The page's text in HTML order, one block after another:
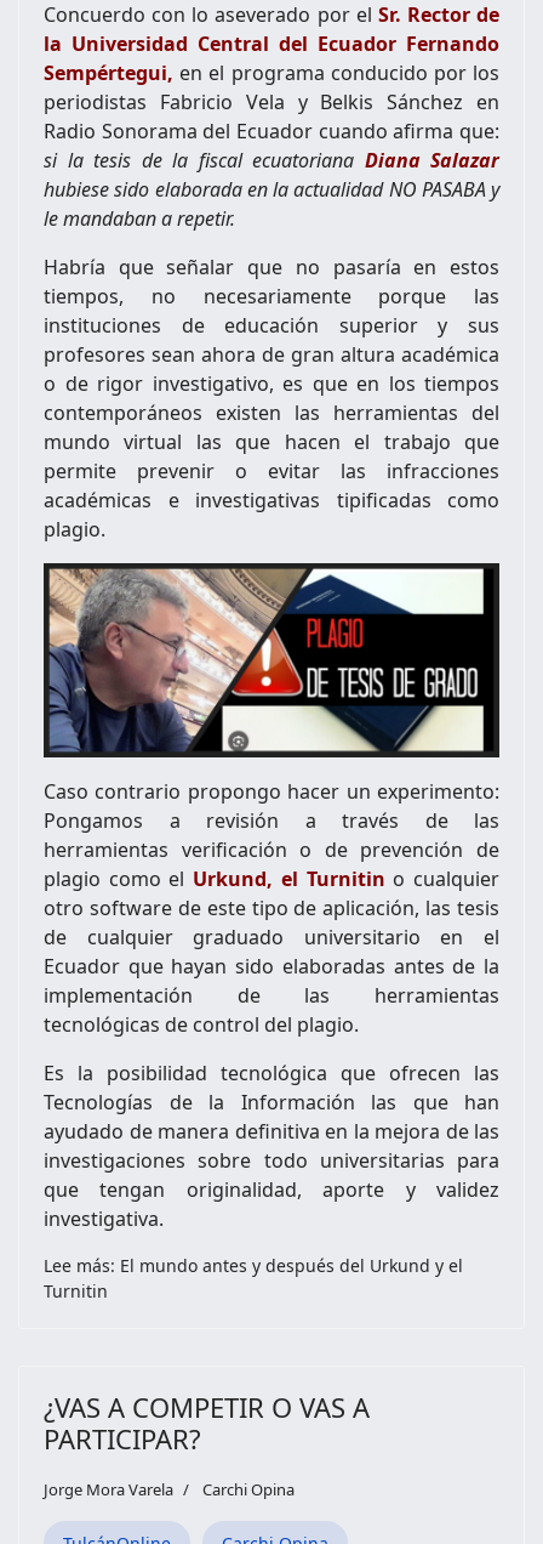
Concuerdo con lo aseverado por el Sr. Rector de
la Universidad Central del Ecuador Fernando
Sempértegui, en el programa conducido por los
periodistas Fabricio Vela y Belkis Sánchez en
Radio Sonorama del Ecuador cuando afirma que:
si la tesis de la fiscal ecuatoriana Diana Salazar
hubiese sido elaborada en la actualidad NO PASABA y
le mandaban a repetir.
Habría que señalar que no pasaría en estos
tiempos, no necesariamente porque las
instituciones de educación superior y sus
profesores sean ahora de gran altura académica
o de rigor investigativo, es que en los tiempos
contemporáneos existen las herramientas del
mundo virtual las que hacen el trabajo que
permite prevenir o evitar las infracciones
académicas e investigativas tipificadas como
plagio.
Caso contrario propongo hacer un experimento:
Pongamos a revisión a través de las
herramientas verificación o de prevención de
plagio como el Urkund, el Turnitin o cualquier
otro software de este tipo de aplicación, las tesis
de cualquier graduado universitario en el
Ecuador que hayan sido elaboradas antes de la
implementación de las herramientas
tecnológicas de control del plagio.
Es la posibilidad tecnológica que ofrecen las
Tecnologías de la Información las que han
ayudado de manera definitiva en la mejora de las
investigaciones sobre todo universitarias para
que tengan originalidad, aporte y validez
investigativa.
Lee más: El mundo antes y después del Urkund y el
Turnitin
¿VAS A COMPETIR O VAS A
PARTICIPAR?
Jorge Mora Varela Carchi Opina